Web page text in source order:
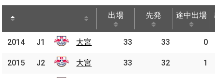
出場 先発 途中出場
途中出場
2014 大宮 33 33 0
2015 大宮 33 32 1
2014 J1 大宮
2015 J2 大宮